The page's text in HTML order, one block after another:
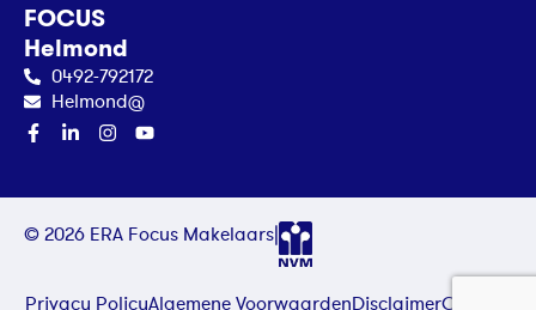
FOCUS
Helmond
0492-792172
Helmond@
© 2026 ERA Focus Makelaars|
Privacy PolicyAlgemene VoorwaardenDisclaimerContact